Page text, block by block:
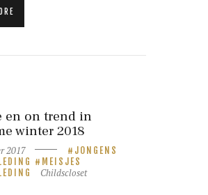
en on trend in
winter 2018
2017
JONGENS
MEISJES
Childscloset